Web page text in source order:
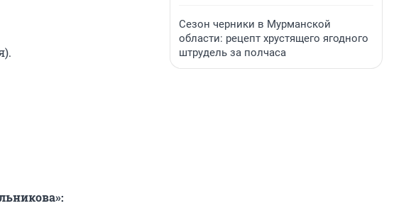
Сезон черники в Мурманской
области: рецепт хрустящего ягодного
штрудель за полчаса